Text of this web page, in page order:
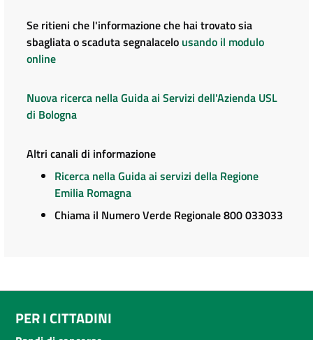
Se ritieni che l'informazione che hai trovato sia
sbagliata o scaduta segnalacelo usando il modulo
online
Nuova ricerca nella Guida ai Servizi dell'Azienda USL
di Bologna
Altri canali di informazione
Ricerca nella Guida ai servizi della Regione
Emilia Romagna
Chiama il Numero Verde Regionale 800 033033
PER I CITTADINI